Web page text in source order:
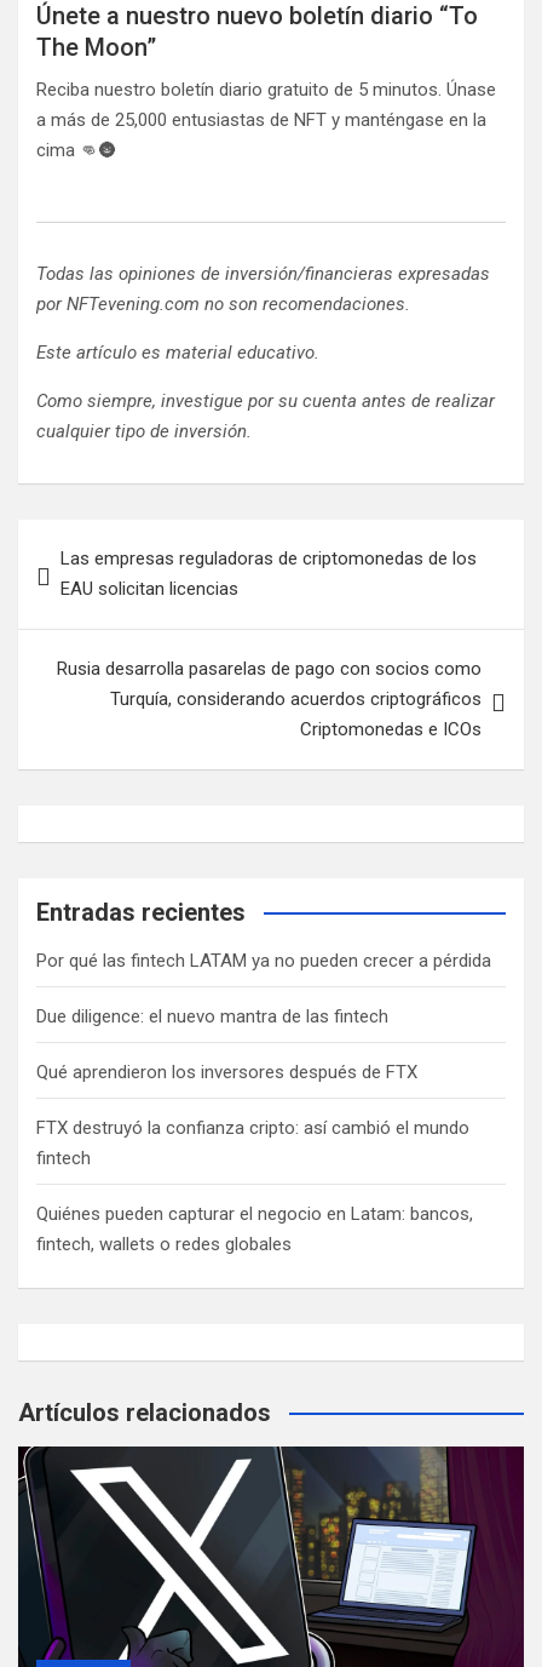
Únete a nuestro nuevo boletín diario “To
The Moon”
Reciba nuestro boletín diario gratuito de 5 minutos. Únase
a más de 25,000 entusiastas de NFT y manténgase en la
cima 👊🌚
Todas las opiniones de inversión/financieras expresadas
por NFTevening.com no son recomendaciones.
Este artículo es material educativo.
Como siempre, investigue por su cuenta antes de realizar
cualquier tipo de inversión.
de
Las empresas reguladoras de criptomonedas de los
EAU solicitan licencias
Rusia desarrolla pasarelas de pago con socios como
Turquía, considerando acuerdos criptográficos
Criptomonedas e ICOs
Entradas recientes
Por qué las fintech LATAM ya no pueden crecer a pérdida
Due diligence: el nuevo mantra de las fintech
Qué aprendieron los inversores después de FTX
FTX destruyó la confianza cripto: así cambió el mundo
fintech
Quiénes pueden capturar el negocio en Latam: bancos,
fintech, wallets o redes globales
Artículos relacionados